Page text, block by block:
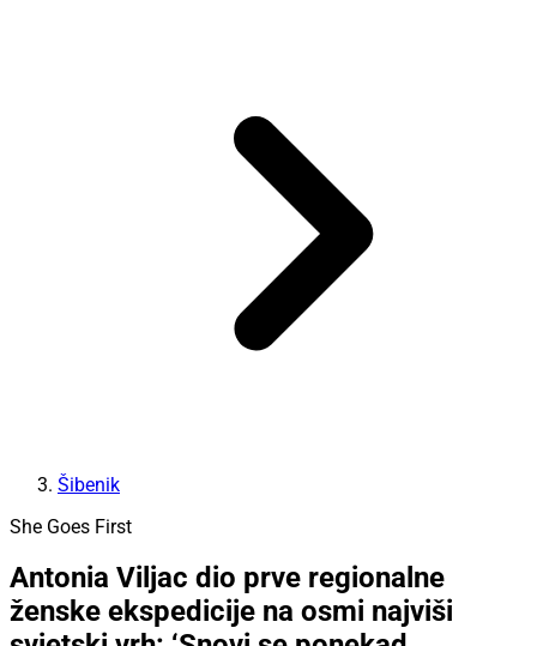
Šibenik
She Goes First
Antonia Viljac dio prve regionalne
ženske ekspedicije na osmi najviši